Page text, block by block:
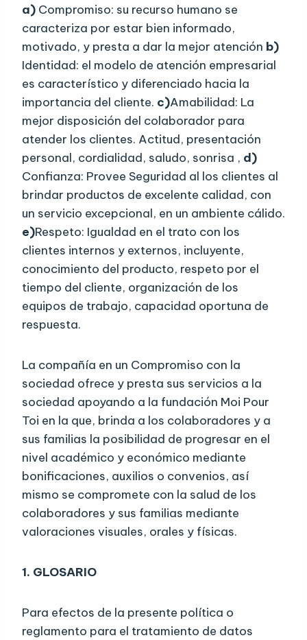
a) Compromiso: su recurso humano se
caracteriza por estar bien informado,
motivado, y presta a dar la mejor atención b)
Identidad: el modelo de atención empresarial
es característico y diferenciado hacia la
importancia del cliente. c)Amabilidad: La
mejor disposición del colaborador para
atender los clientes. Actitud, presentación
personal, cordialidad, saludo, sonrisa , d)
Confianza: Provee Seguridad al los clientes al
brindar productos de excelente calidad, con
un servicio excepcional, en un ambiente cálido.
e)Respeto: Igualdad en el trato con los
clientes internos y externos, incluyente,
conocimiento del producto, respeto por el
tiempo del cliente, organización de los
equipos de trabajo, capacidad oportuna de
respuesta.
La compañía en un Compromiso con la
sociedad ofrece y presta sus servicios a la
sociedad apoyando a la fundación Moi Pour
Toi en la que, brinda a los colaboradores y a
sus familias la posibilidad de progresar en el
nivel académico y económico mediante
bonificaciones, auxilios o convenios, así
mismo se compromete con la salud de los
colaboradores y sus familias mediante
valoraciones visuales, orales y físicas.
1. GLOSARIO
Para efectos de la presente política o
reglamento para el tratamiento de datos